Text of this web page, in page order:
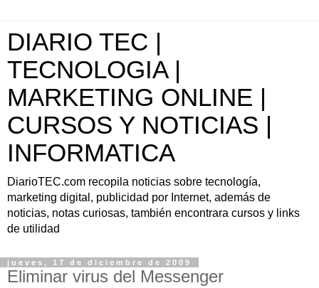
DIARIO TEC |
TECNOLOGIA |
MARKETING ONLINE |
CURSOS Y NOTICIAS |
INFORMATICA
DiarioTEC.com recopila noticias sobre tecnología,
marketing digital, publicidad por Internet, además de
noticias, notas curiosas, también encontrara cursos y links
de utilidad
jueves, 17 de diciembre de 2009
Eliminar virus del Messenger